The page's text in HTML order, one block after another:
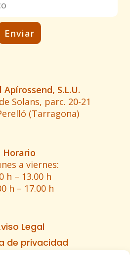
S.L.U.
Solans, parc. 20-21
(Tarragona)
Horario
a viernes:
h – 13.00 h
h – 17.00 h
Legal
de privacidad